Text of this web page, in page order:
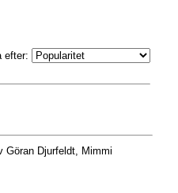
efter:
Göran Djurfeldt, Mimmi